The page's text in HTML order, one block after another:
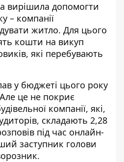
вирішила допомогти
– компанії
житло. Для цього
кошти на викуп
які перебувають
у бюджеті цього року
це не покриє
компанії, які,
складають 2,28
під час онлайн-
заступник голови